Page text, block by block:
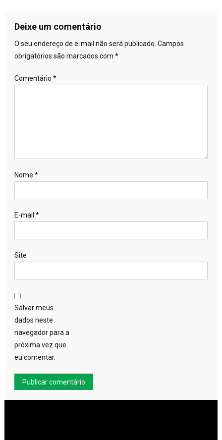
Deixe um comentário
O seu endereço de e-mail não será publicado. Campos
obrigatórios são marcados com *
Comentário *
Nome *
E-mail *
Site
Salvar meus
dados neste
navegador para a
próxima vez que
eu comentar.